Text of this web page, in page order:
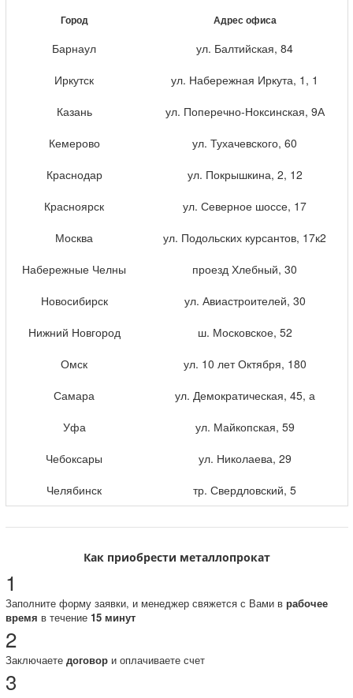
Город Адрес офиса
Барнаул
ул. Балтийская, 84
Иркутск
ул. Набережная Иркута, 1, 1
Казань
ул. Поперечно-Ноксинская, 9А
Кемерово
ул. Тухачевского, 60
Краснодар
ул. Покрышкина, 2, 12
Красноярск
ул. Северное шоссе, 17
Москва
ул. Подольских курсантов, 17к2
Набережные Челны
проезд Хлебный, 30
Новосибирск
ул. Авиастроителей, 30
Нижний Новгород
ш. Московское, 52
Омск
ул. 10 лет Октября, 180
Самара
ул. Демократическая, 45, а
Уфа
ул. Майкопская, 59
Чебоксары
ул. Николаева, 29
Челябинск
тр. Свердловский, 5
Как приобрести металлопрокат
1
Заполните форму заявки, и менеджер свяжется с Вами в рабочее
время в течение 15 минут
2
Заключаете договори оплачиваете счет
3